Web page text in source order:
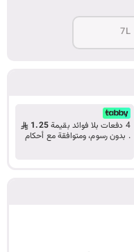
7L
4 دفعات بلا فوائد بقيمة
1.25
. بدون رسوم، ومتوافقة مع أحكام